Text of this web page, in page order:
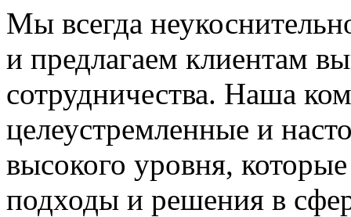
Мы всегда
и предлагаем клиентам
сотрудничества. Наша
целеустремленные и
высокого уровня,
подходы и решения в